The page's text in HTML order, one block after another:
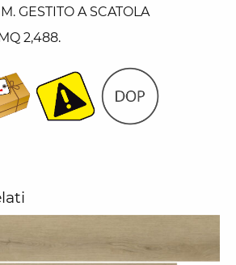
GESTITO A SCATOLA
2,488.